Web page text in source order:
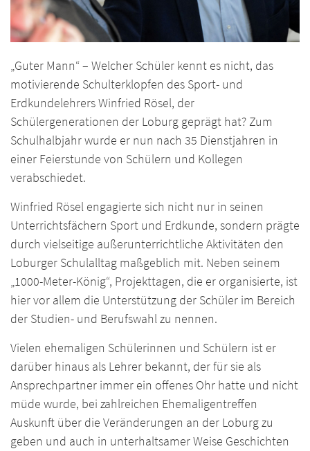
„Guter Mann“ – Welcher Schüler kennt es nicht, das
motivierende Schulterklopfen des Sport- und
Erdkundelehrers Winfried Rösel, der
Schülergenerationen der Loburg geprägt hat? Zum
Schulhalbjahr wurde er nun nach 35 Dienstjahren in
einer Feierstunde von Schülern und Kollegen
verabschiedet.
Winfried Rösel engagierte sich nicht nur in seinen
Unterrichtsfächern Sport und Erdkunde, sondern prägte
durch vielseitige außerunterrichtliche Aktivitäten den
Loburger Schulalltag maßgeblich mit. Neben seinem
„1000-Meter-König“, Projekttagen, die er organisierte, ist
hier vor allem die Unterstützung der Schüler im Bereich
der Studien- und Berufswahl zu nennen.
Vielen ehemaligen Schülerinnen und Schülern ist er
darüber hinaus als Lehrer bekannt, der für sie als
Ansprechpartner immer ein offenes Ohr hatte und nicht
müde wurde, bei zahlreichen Ehemaligentreffen
Auskunft über die Veränderungen an der Loburg zu
geben und auch in unterhaltsamer Weise Geschichten